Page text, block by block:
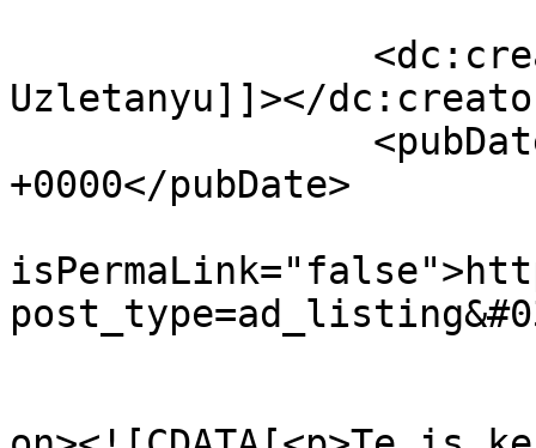
Uzletanyu]]></
+0000</pubDate>